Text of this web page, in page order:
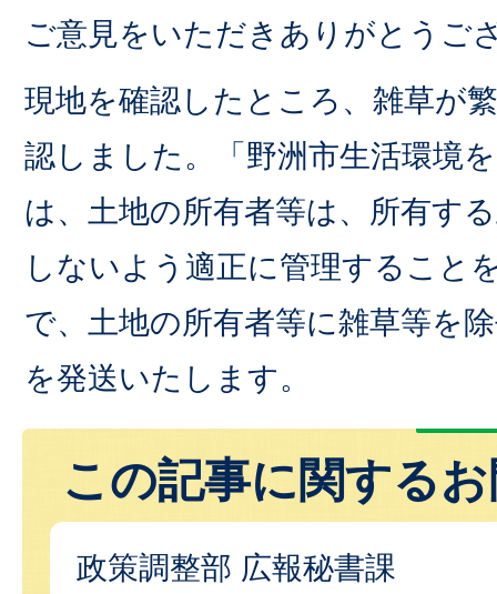
ご意見をいただきありがとうご
現地を確認したところ、雑草が
認しました。「野洲市生活環境
は、土地の所有者等は、所有す
しないよう適正に管理すること
で、土地の所有者等に雑草等を
を発送いたします。
この記事に関する
政策調整部 広報秘書課